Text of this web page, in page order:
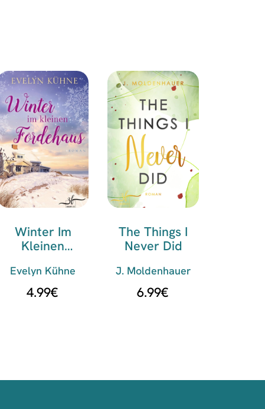
Winter Im
Kleinen
Evelyn Kühne
4.99€
The Things I
Never Did
J. Moldenhauer
6.99€